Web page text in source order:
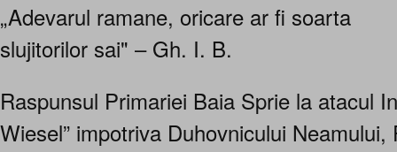
„Adevarul ramane, oricare ar fi soarta
slujitorilor sai" – Gh. I. B.
Raspunsul Primariei Baia Sprie la atacul
Wiesel” impotriva Duhovnicului Neamului,